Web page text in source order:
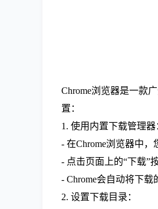
Chrome浏览器是一款
置：
1. 使用内置下载管理器
- 在Chrome浏览器中
- 点击页面上的“下载”
- Chrome会自动将下
2. 设置下载目录：